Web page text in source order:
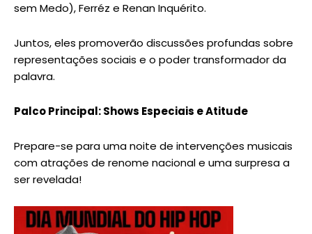
sem Medo), Ferréz e Renan Inquérito.
Juntos, eles promoverão discussões profundas sobre
representações sociais e o poder transformador da
palavra.
Palco Principal: Shows Especiais e Atitude
Prepare-se para uma noite de intervenções musicais
com atrações de renome nacional e uma surpresa a
ser revelada!